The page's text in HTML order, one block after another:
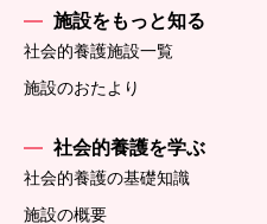
施設をもっと知る
社会的養護施設一覧
施設のおたより
社会的養護を学ぶ
社会的養護の基礎知識
施設の概要